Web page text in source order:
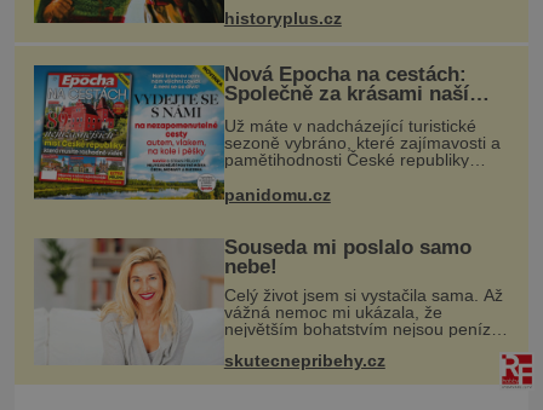
Jindřich se však zastrašit nenechá.
Zachová chladnou hlavu a trestu
historyplus.cz
Nová Epocha na cestách:
Společně za krásami naší
vlasti
Už máte v nadcházející turistické
sezoně vybráno, které zajímavosti a
pamětihodnosti České republiky
navštívíte? V prodeji je právě nové
číslo Epochy na cestách, které vám
při rozhodování určitě pomůž
panidomu.cz
Souseda mi poslalo samo
nebe!
Celý život jsem si vystačila sama. Až
vážná nemoc mi ukázala, že
největším bohatstvím nejsou peníze
ochotný podat pomocnou ruku.
skutecnepribehy.cz